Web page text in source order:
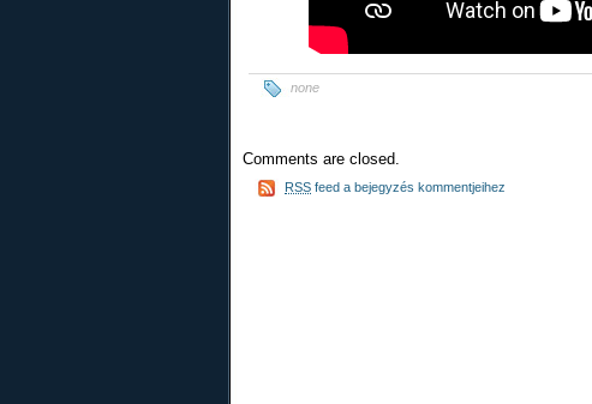
none
Comments are closed.
RSS feed a bejegyzés kommentjeihez